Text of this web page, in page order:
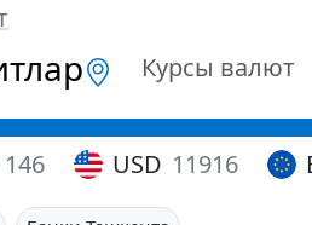
Курсы валют
146 USD 11916